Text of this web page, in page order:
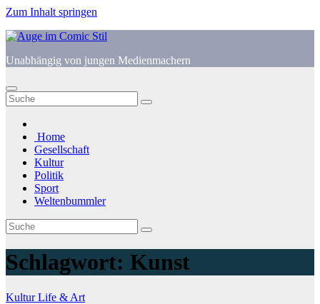
Zum Inhalt springen
Unabhängig von jungen Medienmachern
Home
Gesellschaft
Kultur
Politik
Sport
Weltenbummler
Schlagwort: Kunst
KulturLife & Art